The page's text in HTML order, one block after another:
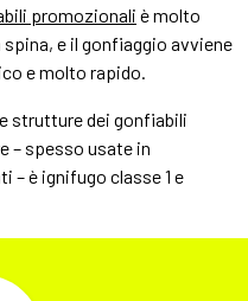
promozionali è molto
e il gonfiaggio avviene
e molto rapido.
strutture dei gonfiabili
– spesso usate in
– è ignifugo classe 1 e